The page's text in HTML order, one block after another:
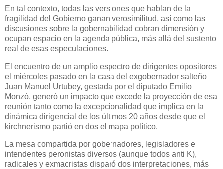
En tal contexto, todas las versiones que hablan de la
fragilidad del Gobierno ganan verosimilitud, así como las
discusiones sobre la gobernabilidad cobran dimensión y
ocupan espacio en la agenda pública, más allá del sustento
real de esas especulaciones.
El encuentro de un amplio espectro de dirigentes opositores
el miércoles pasado en la casa del exgobernador salteño
Juan Manuel Urtubey, gestada por el diputado Emilio
Monzó, generó un impacto que excede la proyección de esa
reunión tanto como la excepcionalidad que implica en la
dinámica dirigencial de los últimos 20 años desde que el
kirchnerismo partió en dos el mapa político.
La mesa compartida por gobernadores, legisladores e
intendentes peronistas diversos (aunque todos anti K),
radicales y exmacristas disparó dos interpretaciones, más